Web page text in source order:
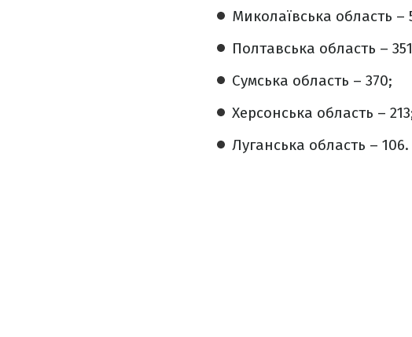
Миколаївська область –
Полтавська область –
Сумська область – 370;
Херсонська область –
Луганська область – 106.